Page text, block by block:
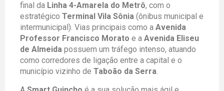
final da Linha 4-Amarela do Metrô, com o
estratégico Terminal Vila Sônia (ônibus municipal e
intermunicipal). Vias principais como a Avenida
Professor Francisco Morato e a Avenida Eliseu
de Almeida possuem um tráfego intenso, atuando
como corredores de ligação entre a capital e o
município vizinho de Taboão da Serra.